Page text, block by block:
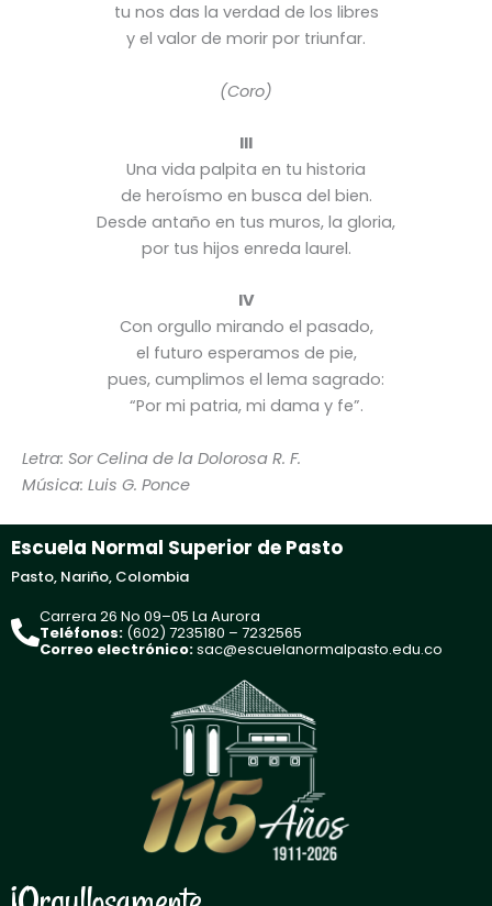
tu nos das la verdad de los libres
y el valor de morir por triunfar.
(Coro)
III
Una vida palpita en tu historia
de heroísmo en busca del bien.
Desde antaño en tus muros, la gloria,
por tus hijos enreda laurel.
IV
Con orgullo mirando el pasado,
el futuro esperamos de pie,
pues, cumplimos el lema sagrado:
“Por mi patria, mi dama y fe”.
Letra: Sor Celina de la Dolorosa R. F.
Música: Luis G. Ponce
Escuela Normal Superior de Pasto
Pasto, Nariño, Colombia
Carrera 26 No 09–05 La Aurora
Teléfonos: (602) 7235180 – 7232565
Correo electrónico:sac@escuelanormalpasto.edu.co